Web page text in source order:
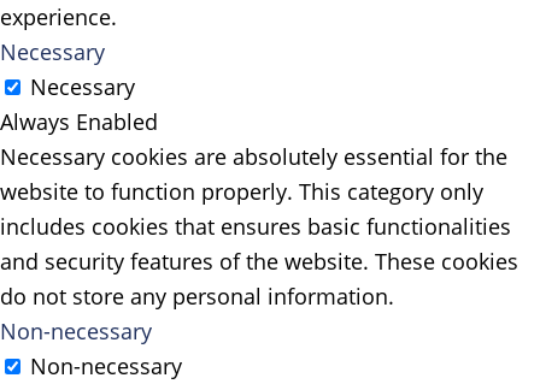
experience.
Necessary
Necessary
Always Enabled
Necessary cookies are absolutely essential for the
website to function properly. This category only
includes cookies that ensures basic functionalities
and security features of the website. These cookies
do not store any personal information.
Non-necessary
Non-necessary